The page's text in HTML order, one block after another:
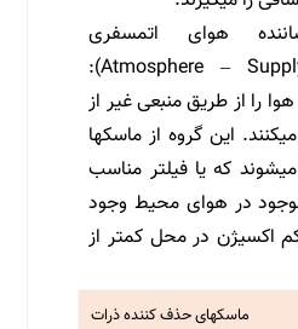
هوای اتمسفری
(Atmosphere – Supplying Respirators):
را از طریق منبعی غیر از
این گروه از ماسکها
که یا فیلتر مناسب
در هوای محیط وجود
اکسیژن در محل کمتر از
ماسکهای حذف کننده ذرات